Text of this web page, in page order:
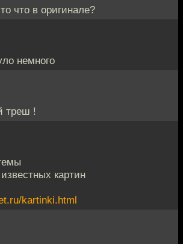
что в оригинале?
немного
треш !
картин
kartinki.html